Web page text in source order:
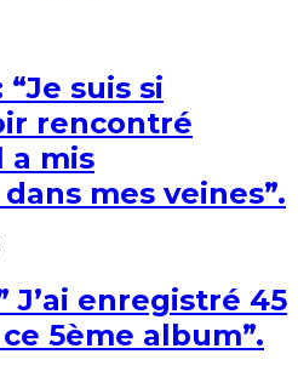
suis si
rencontré
a mis
mes veines”.
J’ai enregistré 45
5ème album”.